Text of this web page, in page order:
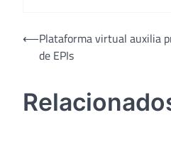
Navegação
⟵Plataforma virtual auxilia
de EPIs